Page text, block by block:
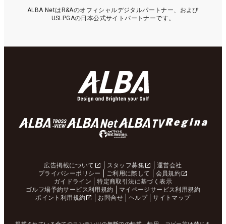
ALBA NetはR&Aのオフィシャルデジタルパートナー、および
USLPGAの日本公式サイトパートナーです。
広告掲載について スタッフ募集
運営会社
プライバシーポリシー
ご利用に際して
会員規約
ガイドライン
特定商取引法に基づく表示
ゴルフ場予約サービス利用規約
マイページサービス利用規約
ポイント利用規約
お問合せ ヘルプ サイトマップ